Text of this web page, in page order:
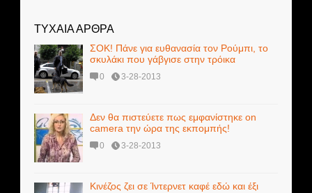
ΤΥΧΑΙΑ ΑΡΘΡΑ
ΣΟΚ! Πάνε για ευθανασία τον Ρούμπι, το
σκυλάκι που γάβγισε στην τρόικα
0 3-28-2013
Δεν θα πιστεύετε πως εμφανίστηκε on
camera την ώρα της εκπομπής!
0 3-28-2013
Κινέζος ζει σε Ίντερνετ καφέ εδώ και έξι